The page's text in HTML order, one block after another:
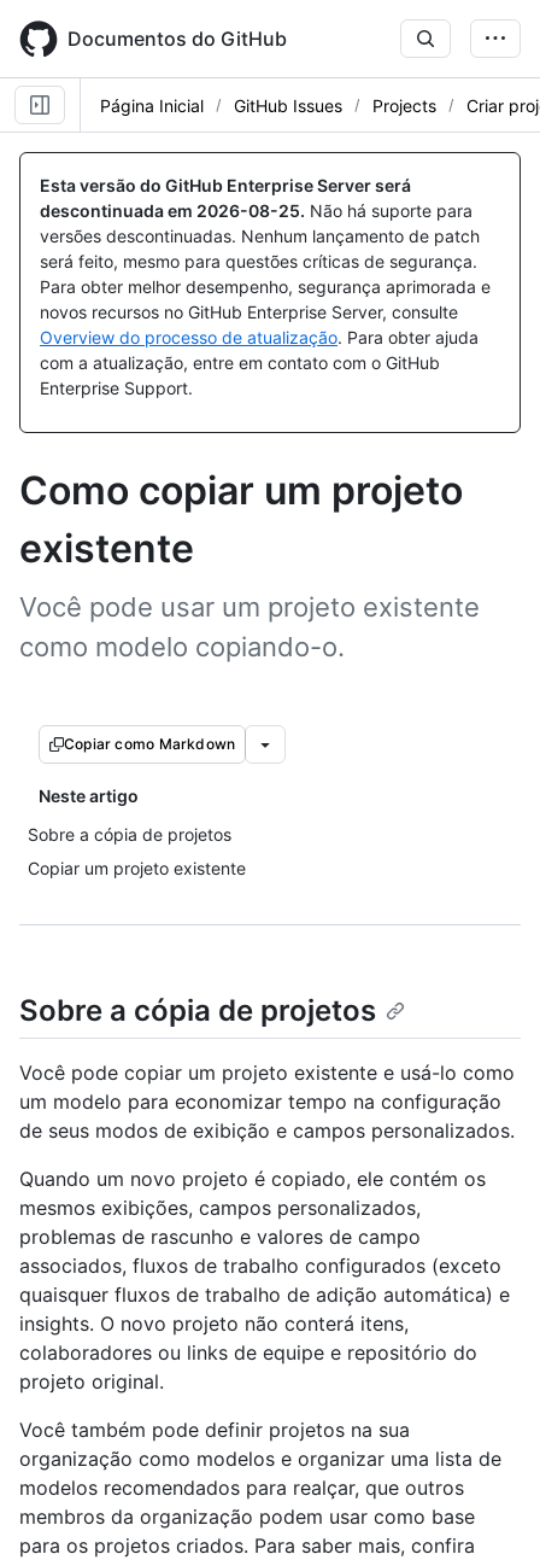
main
content
Documentos do GitHub
Página Inicial GitHub Issues Projects Criar
Esta versão do GitHub Enterprise Server será
descontinuada em 2026-08-25. Não há suporte para
versões descontinuadas. Nenhum lançamento de patch
será feito, mesmo para questões críticas de segurança.
Para obter melhor desempenho, segurança aprimorada e
novos recursos no GitHub Enterprise Server, consulte
Overview do processo de atualização. Para obter ajuda
com a atualização, entre em contato com o GitHub
Enterprise Support.
Como copiar um projeto
existente
Você pode usar um projeto existente
como modelo copiando-o.
Copiar como Markdown
Neste artigo
Sobre a cópia de projetos
Copiar um projeto existente
Sobre a cópia de projetos
Você pode copiar um projeto existente e usá-lo como
um modelo para economizar tempo na configuração
de seus modos de exibição e campos personalizados.
Quando um novo projeto é copiado, ele contém os
mesmos exibições, campos personalizados,
problemas de rascunho e valores de campo
associados, fluxos de trabalho configurados (exceto
quaisquer fluxos de trabalho de adição automática) e
insights. O novo projeto não conterá itens,
colaboradores ou links de equipe e repositório do
projeto original.
Você também pode definir projetos na sua
organização como modelos e organizar uma lista de
modelos recomendados para realçar, que outros
membros da organização podem usar como base
para os projetos criados. Para saber mais, confira